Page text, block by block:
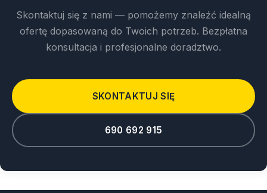
Skontaktuj się z nami — pomożemy znaleźć idealną
ofertę dopasowaną do Twoich potrzeb. Bezpłatna
konsultacja i profesjonalne doradztwo.
SKONTAKTUJ SIĘ
690 692 915